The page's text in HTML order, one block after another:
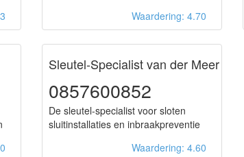
Waardering: 4.70
Sleutel-Specialist van der Meer
0857600852
De sleutel-specialist voor sloten
sluitinstallaties en inbraakpreventie
Waardering: 4.60